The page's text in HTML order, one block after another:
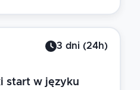
3 dni (24h)
start w języku